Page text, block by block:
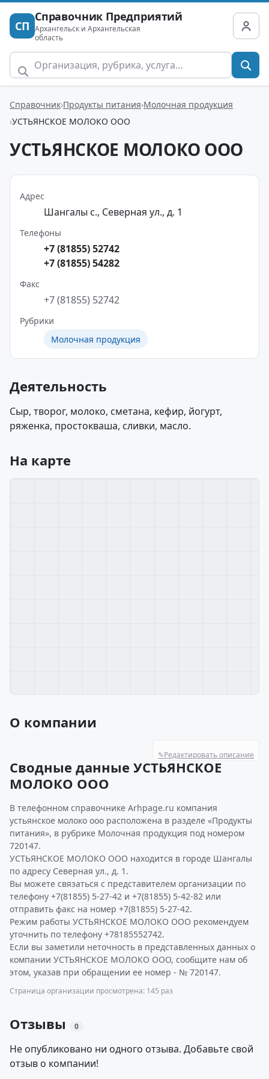
СП
Справочник Предприятий
Архангельск и Архангельская
область
Справочник Продукты питания Молочная продукция
УСТЬЯНСКОЕ МОЛОКО ООО
УСТЬЯНСКОЕ МОЛОКО ООО
Адрес
Шангалы с., Северная ул., д. 1
Телефоны
+7 (81855) 52742
+7 (81855) 54282
Факс
+7 (81855) 52742
Рубрики
Молочная продукция
Деятельность
Сыр, творог, молоко, сметана, кефир, йогурт,
ряженка, простокваша, сливки, масло.
На карте
О компании
✎Редактировать описание
Сводные данные УСТЬЯНСКОЕ
МОЛОКО ООО
В телефонном справочнике Arhpage.ru компания
устьянское молоко ооо расположена в разделе «Продукты
питания», в рубрике Молочная продукция под номером
720147.
УСТЬЯНСКОЕ МОЛОКО ООО находится в городе Шангалы
по адресу Северная ул., д. 1.
Вы можете связаться с представителем организации по
телефону +7(81855) 5-27-42 и +7(81855) 5-42-82 или
отправить факс на номер +7(81855) 5-27-42.
Режим работы УСТЬЯНСКОЕ МОЛОКО ООО рекомендуем
уточнить по телефону +78185552742.
Если вы заметили неточность в представленных данных о
компании УСТЬЯНСКОЕ МОЛОКО ООО, сообщите нам об
этом, указав при обращении ее номер - № 720147.
Страница организации просмотрена: 145 раз
Отзывы 0
Не опубликовано ни одного отзыва. Добавьте свой
отзыв о компании!